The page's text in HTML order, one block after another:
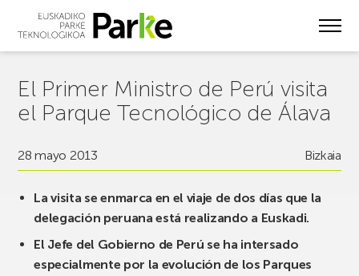
El Primer Ministro de Perú visita
el Parque Tecnológico de Álava
28 mayo 2013 Bizkaia
La visita se enmarca en el viaje de dos días que la
delegación peruana está realizando a Euskadi.
El Jefe del Gobierno de Perú se ha intersado
especialmente por la evolución de los Parques